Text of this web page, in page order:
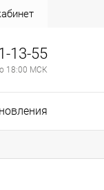
13-55
18:00 МСК